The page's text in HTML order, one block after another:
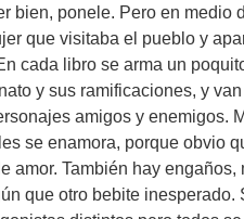
bien, ponele. Pero en medio
que visitaba el pueblo y
cada libro se arma un
y sus ramificaciones, y van
amigos y enemigos.
se enamora, porque obvio
amor. También hay engaños,
que otro bebite inesperado.